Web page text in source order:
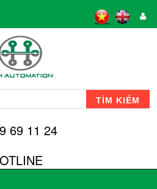
TÌM KIẾM
69 11 24